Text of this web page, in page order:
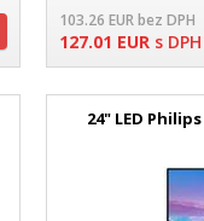
103.26 EURbez DPH
127.01 EUR s DPH
24" LED